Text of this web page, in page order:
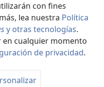
con fines
lea nuestra Política
y otras tecnologías.
en cualquier momento
de privacidad.
Tract Society of Pennsylvania.
|DATOSKUNATA
DE PRIVACIDAD